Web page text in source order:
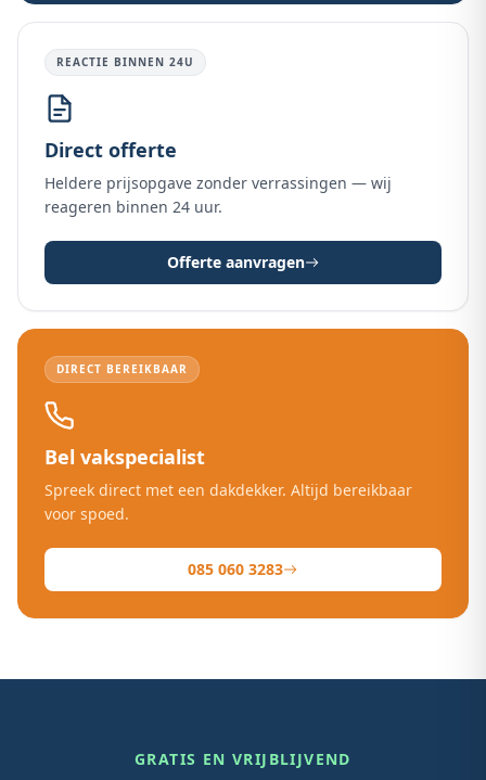
REACTIE BINNEN 24U
Direct offerte
Heldere prijsopgave zonder verrassingen — wij
reageren binnen 24 uur.
Offerte aanvragen
DIRECT BEREIKBAAR
Bel vakspecialist
Spreek direct met een dakdekker. Altijd bereikbaar
voor spoed.
085 060 3283
GRATIS EN VRIJBLIJVEND